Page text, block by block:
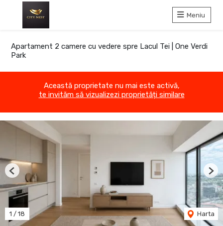
Meniu
Apartament 2 camere cu vedere spre Lacul Tei | One Verdi
Park
Această proprietate nu mai este activă,
te invităm să vizualizezi proprietăți similare
1 / 18 Harta
Previous